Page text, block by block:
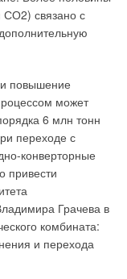
СО2) связано с
повышение
может
6 млн тонн
переходе с
конверторные
привести
Грачева в
комбината:
и перехода
из сифона
газов в
требуется
в
групповых
время
недостаточно —
от канализации
канализационных
замечены
не происходит
снижаются, но
укажем, что,
м3/ч при разных
от qB = 0,20
2×2 = 4
очень
таких
и
по известным
вычисляют
на входе в